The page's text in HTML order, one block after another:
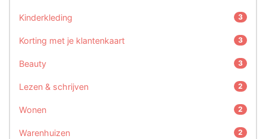
Kinderkleding 3
Korting met je klantenkaart 3
Beauty 3
Lezen & schrijven 2
Wonen 2
Warenhuizen 2